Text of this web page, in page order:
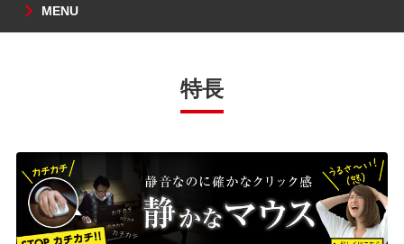
MENU
特長